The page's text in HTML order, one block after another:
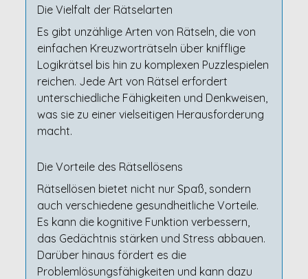
Die Vielfalt der Rätselarten
Es gibt unzählige Arten von Rätseln, die von
einfachen Kreuzworträtseln über knifflige
Logikrätsel bis hin zu komplexen Puzzlespielen
reichen. Jede Art von Rätsel erfordert
unterschiedliche Fähigkeiten und Denkweisen,
was sie zu einer vielseitigen Herausforderung
macht.
Die Vorteile des Rätsellösens
Rätsellösen bietet nicht nur Spaß, sondern
auch verschiedene gesundheitliche Vorteile.
Es kann die kognitive Funktion verbessern,
das Gedächtnis stärken und Stress abbauen.
Darüber hinaus fördert es die
Problemlösungsfähigkeiten und kann dazu